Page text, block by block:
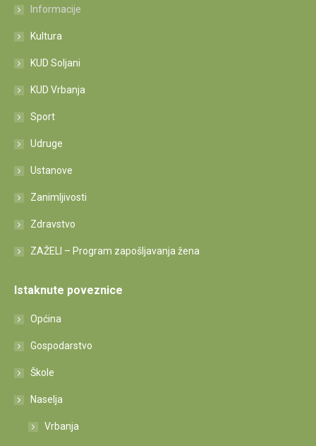
Informacije
Kultura
KUD Soljani
KUD Vrbanja
Sport
Udruge
Ustanove
Zanimljivosti
Zdravstvo
ZAŽELI – Program zapošljavanja žena
Istaknute poveznice
Općina
Gospodarstvo
Škole
Naselja
Vrbanja